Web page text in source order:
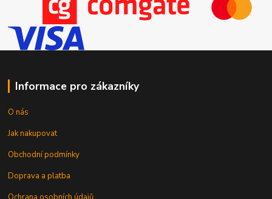
Informace pro zákazníky
O nás
Jak nakupovat
Obchodní podmínky
Doprava a platba